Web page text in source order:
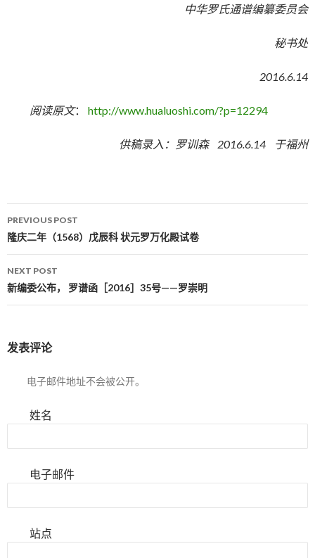
中华罗氏通谱编纂委员会
秘书处
2016.6.14
阅读原文： http://www.hualuoshi.com/?p=12294
供稿录入：罗训森 2016.6.14 于福州
Post navigation
PREVIOUS POST
隆庆二年（1568）戊辰科 状元罗万化殿试卷
NEXT POST
新编委公布， 罗谱函［2016］35号——罗崇明
发表评论
电子邮件地址不会被公开。
姓名
电子邮件
站点